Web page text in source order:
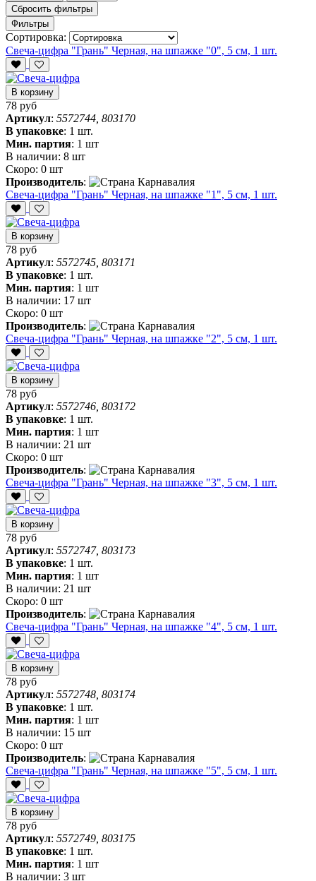
Сбросить фильтры
Фильтры
Сортировка:
Свеча-цифра "‎Грань" Черная, на шпажке "0", 5 см, 1 шт.
В корзину
78 руб
Артикул: 5572744, 803170
В упаковке: 1 шт.
Мин. партия: 1 шт
В наличии: 8 шт
Скоро: 0 шт
Производитель:
Свеча-цифра "‎Грань" Черная, на шпажке "1", 5 см, 1 шт.
В корзину
78 руб
Артикул: 5572745, 803171
В упаковке: 1 шт.
Мин. партия: 1 шт
В наличии: 17 шт
Скоро: 0 шт
Производитель:
Свеча-цифра "‎Грань" Черная, на шпажке "2", 5 см, 1 шт.
В корзину
78 руб
Артикул: 5572746, 803172
В упаковке: 1 шт.
Мин. партия: 1 шт
В наличии: 21 шт
Скоро: 0 шт
Производитель:
Свеча-цифра "‎Грань" Черная, на шпажке "3", 5 см, 1 шт.
В корзину
78 руб
Артикул: 5572747, 803173
В упаковке: 1 шт.
Мин. партия: 1 шт
В наличии: 21 шт
Скоро: 0 шт
Производитель:
Свеча-цифра "‎Грань" Черная, на шпажке "4", 5 см, 1 шт.
В корзину
78 руб
Артикул: 5572748, 803174
В упаковке: 1 шт.
Мин. партия: 1 шт
В наличии: 15 шт
Скоро: 0 шт
Производитель:
Свеча-цифра "‎Грань" Черная, на шпажке "5", 5 см, 1 шт.
В корзину
78 руб
Артикул: 5572749, 803175
В упаковке: 1 шт.
Мин. партия: 1 шт
В наличии: 3 шт